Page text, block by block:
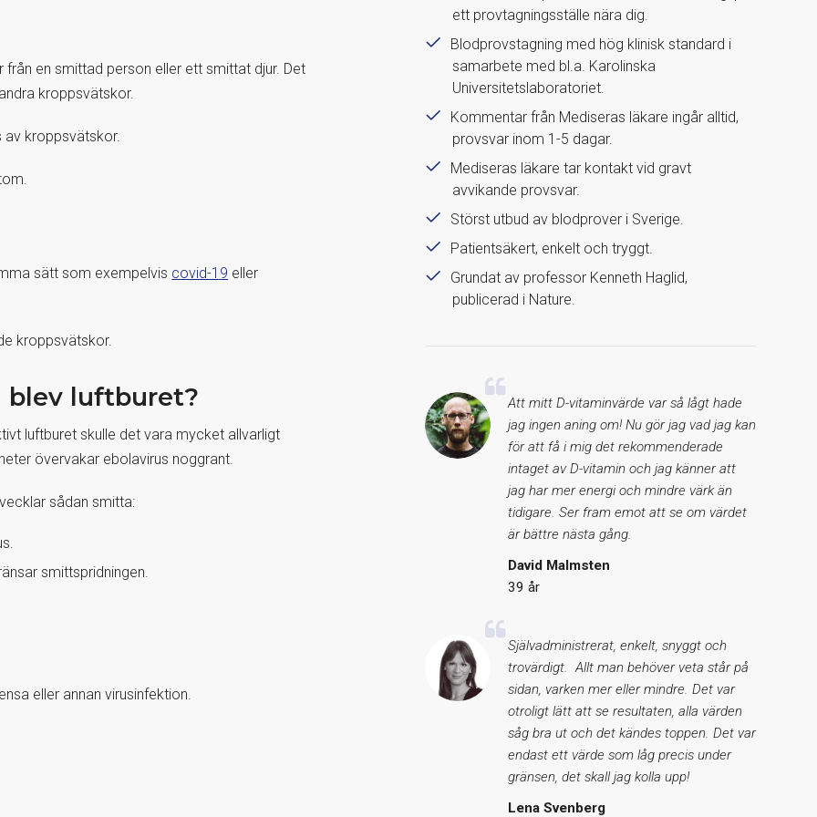
en smittad person eller ett smittat djur. Det
kroppsvätskor.
kroppsvätskor.
sätt som exempelvis covid-19 eller
kroppsvätskor.
blev luftburet?
luftburet skulle det vara mycket allvarligt
övervakar ebolavirus noggrant.
sådan smitta:
smittspridningen.
eller annan virusinfektion.
ett provtagningsställe nära dig.
Blodprovstagning med hög klinisk standard i
samarbete med bl.a. Karolinska
Universitetslaboratoriet.
Kommentar från Mediseras läkare ingår alltid,
provsvar inom 1-5 dagar.
Mediseras läkare tar kontakt vid gravt
avvikande provsvar.
Störst utbud av blodprover i Sverige.
Patientsäkert, enkelt och tryggt.
Grundat av professor Kenneth Haglid,
publicerad i Nature.
Att mitt D-vitaminvärde var så lågt hade
jag ingen aning om! Nu gör jag vad jag kan
för att få i mig det rekommenderade
intaget av D-vitamin och jag känner att
jag har mer energi och mindre värk än
tidigare. Ser fram emot att se om värdet
är bättre nästa gång.
David Malmsten
39 år
Självadministrerat, enkelt, snyggt och
trovärdigt. Allt man behöver veta står på
sidan, varken mer eller mindre. Det var
otroligt lätt att se resultaten, alla värden
såg bra ut och det kändes toppen. Det var
endast ett värde som låg precis under
gränsen, det skall jag kolla upp!
Lena Svenberg